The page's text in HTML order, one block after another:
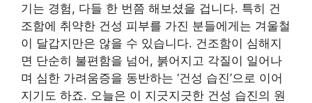
기는 경험, 다들 한 번쯤 해보셨을 겁니다. 특히 건
조함에 취약한 건성 피부를 가진 분들에게는 겨울철
이 달갑지만은 않을 수 있습니다. 건조함이 심해지
면 단순히 불편함을 넘어, 붉어지고 각질이 일어나
며 심한 가려움증을 동반하는 ‘건성 습진’으로 이어
지기도 하죠. 오늘은 이 지긋지긋한 건성 습진의 원